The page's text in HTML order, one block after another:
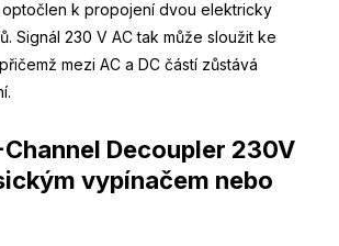
k propojení dvou elektricky
Signál 230 V AC tak může sloužit ke
mezi AC a DC částí zůstává
Channel Decoupler 230V
vypínačem nebo